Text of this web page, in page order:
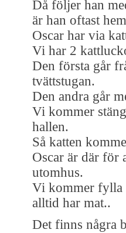
Då följer han
är han oftast
Oscar har via
Vi har 2
Den första går
tvättstugan.
Den andra går
Vi kommer
hallen.
Så katten
Oscar är där för
utomhus.
Vi kommer fylla
alltid har mat..
Det finns några